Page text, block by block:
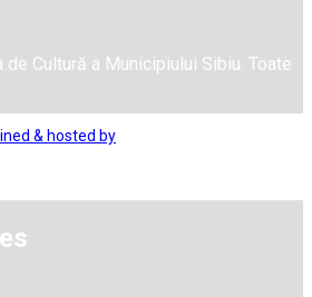
Cultură a Municipiului Sibiu. Toate
& hosted by